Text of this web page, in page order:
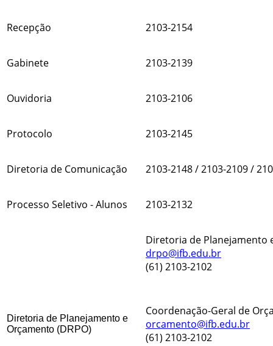
Recepção 2103-2154
Gabinete 2103-2139
Ouvidoria 2103-2106
Protocolo 2103-2145
Diretoria de Comunicação 2103-2148 / 2103-2109 /
Processo Seletivo - Alunos 2103-2132
Diretoria de Planejamento e
Orçamento (DRPO)
Diretoria de Planejamento
drpo@ifb.edu.br
(61) 2103-2102
Coordenação-Geral de
orcamento@ifb.edu.br
(61) 2103-2102